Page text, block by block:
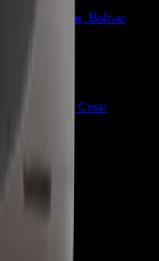
de Indias, Bolívar
Valledupar, Cesar